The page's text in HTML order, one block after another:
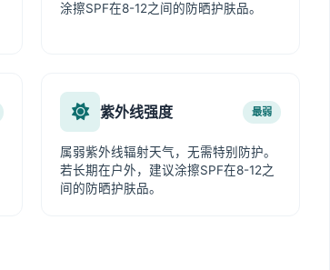
涂擦SPF在8-12之间的防晒护肤品。
紫外线强度 最弱
属弱紫外线辐射天气，无需特别防护。
若长期在户外，建议涂擦SPF在8-12之
间的防晒护肤品。